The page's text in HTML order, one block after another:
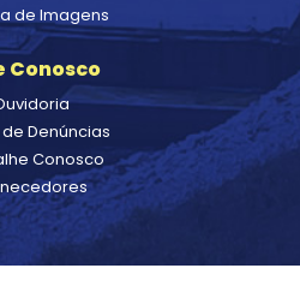
de Imagens
Conosco
Denúncias
Conosco